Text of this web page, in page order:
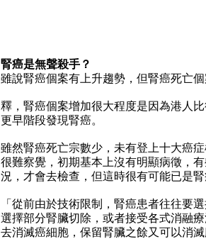
腎癌是無聲殺手？
雖說腎癌個案有上升趨勢，但腎癌死亡
釋，腎癌個案增加很大程度是因為港人
更早階段發現腎癌。
雖然腎癌死亡宗數少，未有登上十大癌
很難察覺，初期基本上沒有明顯病徵，
況，才會去檢查，但這時很有可能已是腎
「從前由於技術限制，腎癌患者往往要
選擇部分腎臟切除，或者接受各式消融
去消滅癌細胞，保留腎臟之餘又可以消滅